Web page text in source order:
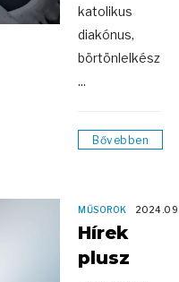
katolikus
diakónus,
börtönlelkész
...
Bővebben
MŰSOROK
Hírek
plusz